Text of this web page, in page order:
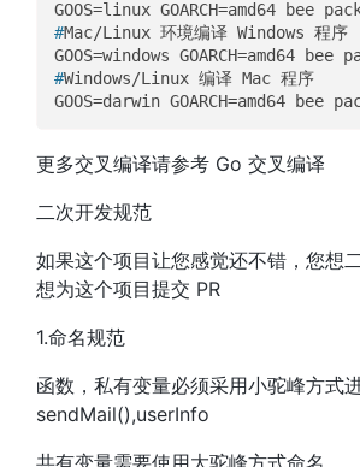
#Mac/Linux 环境编译 Windows 程序
#Windows/Linux 编译 Mac 程序
更多交叉编译请参考 Go 交叉编译
二次开发规范
如果这个项目让您感觉还不错，您想
想为这个项目提交 PR
1.命名规范
函数，私有变量必须采用小驼峰方式
sendMail(),userInfo